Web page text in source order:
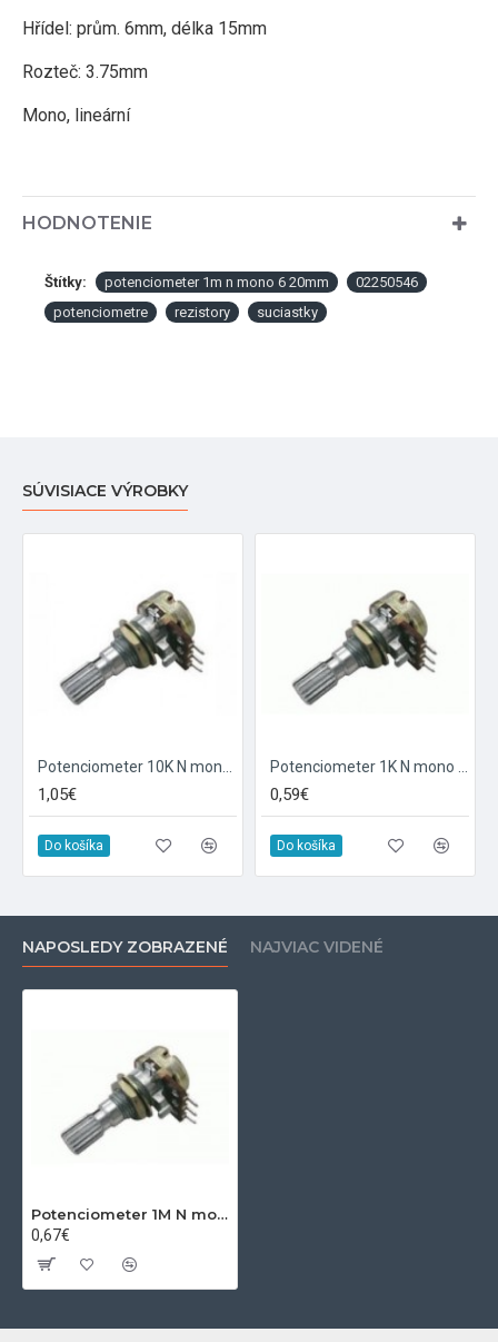
Hřídel: prům. 6mm, délka 15mm
Rozteč: 3.75mm
Mono, lineární
HODNOTENIE
Štítky: potenciometer 1m n mono 6 20mm
02250546
potenciometre
rezistory suciastky
SÚVISIACE VÝROBKY
1,05€
Do košíka
0,59€
Do košíka
NAPOSLEDY ZOBRAZENÉ NAJVIAC VIDENÉ
Potenciometer 1M N mono 6 20mm
0,67€